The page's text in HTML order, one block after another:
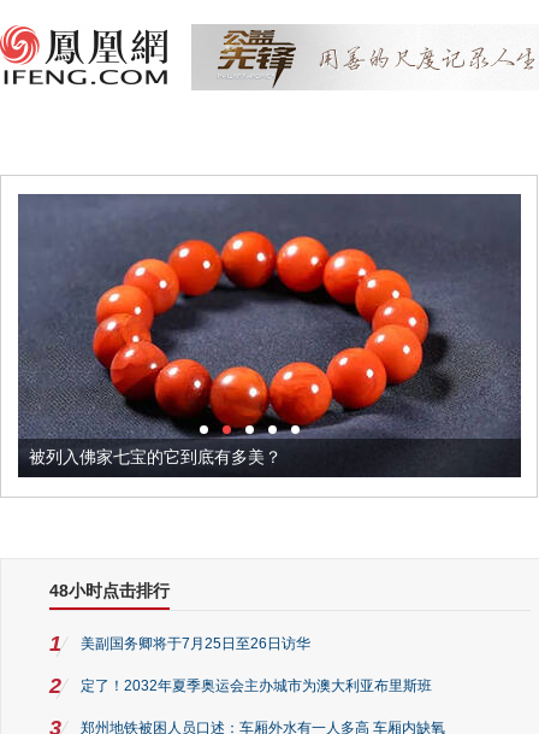
被列入佛家七宝的它到底有多美？
48小时点击排行
1 美副国务卿将于7月25日至26日访华
2 定了！2032年夏季奥运会主办城市为澳大利亚布里斯班
3 郑州地铁被困人员口述：车厢外水有一人多高 车厢内缺氧